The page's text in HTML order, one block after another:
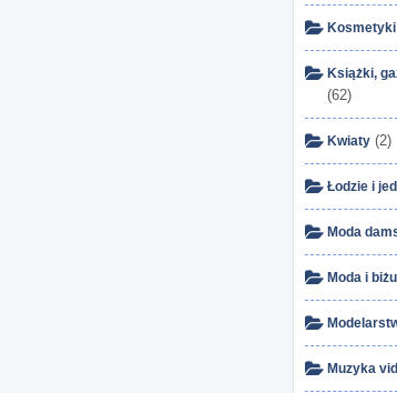
Kosmetyki
Książki,
(62)
Kwiaty (2)
Łodzie i
Moda
Moda i
Muzyka